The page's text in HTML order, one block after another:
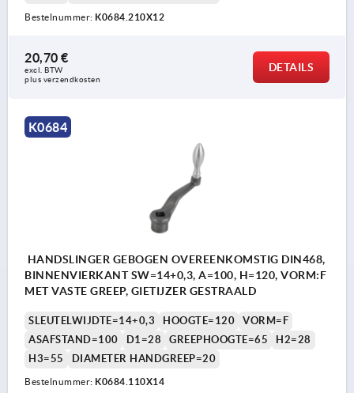
Bestelnummer: K0684.210X12
20,70 €
excl. BTW
plus verzendkosten
DETAILS
K0684
HANDSLINGER GEBOGEN OVEREENKOMSTIG DIN468,
BINNENVIERKANT SW=14+0,3, A=100, H=120, VORM:F
MET VASTE GREEP, GIETIJZER GESTRAALD
SLEUTELWIJDTE=14+0,3 HOOGTE=120
VORM=F
ASAFSTAND=100
D1=28 GREEPHOOGTE=65
H2=28
H3=55
DIAMETER HANDGREEP=20
Bestelnummer: K0684.110X14